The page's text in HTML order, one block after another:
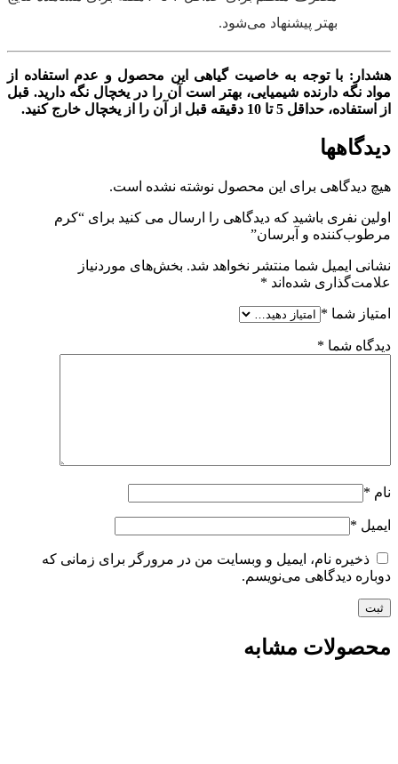
بهتر پیشنهاد می‌شود.
هشدار: با توجه به خاصیت گیاهی این محصول و عدم استفاده از
مواد نگه دارنده شیمیایی، بهتر است آن را در یخچال نگه دارید. قبل
از استفاده، حداقل 5 تا 10 دقیقه قبل از آن را از یخچال خارج کنید.
دیدگاهها
هیچ دیدگاهی برای این محصول نوشته نشده است.
اولین نفری باشید که دیدگاهی را ارسال می کنید برای “کرم
مرطوب‌کننده و آبرسان”
نشانی ایمیل شما منتشر نخواهد شد. بخش‌های موردنیاز
علامت‌گذاری شده‌اند *
امتیاز شما *
دیدگاه شما *
نام *
ایمیل *
ذخیره نام، ایمیل و وبسایت من در مرورگر برای زمانی که
دوباره دیدگاهی می‌نویسم.
محصولات مشابه